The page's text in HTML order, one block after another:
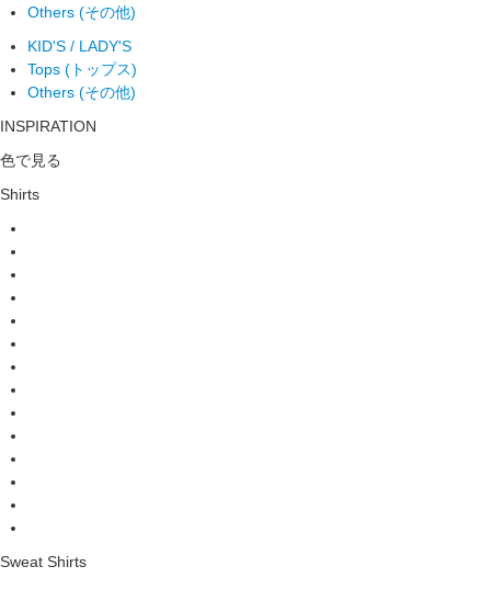
Others (その他)
KID'S / LADY'S
Tops (トップス)
Others (その他)
INSPIRATION
色で見る
Shirts
Sweat Shirts